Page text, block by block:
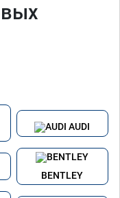
AUDI
BENTLEY